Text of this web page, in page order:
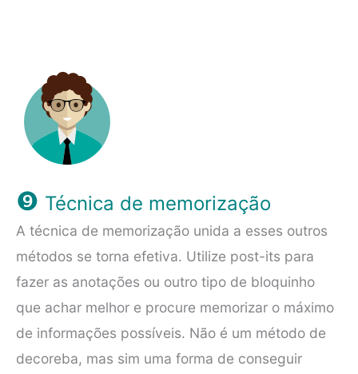
❾ Técnica de memorização
A técnica de memorização unida a esses outros
métodos se torna efetiva. Utilize post-its para
fazer as anotações ou outro tipo de bloquinho
que achar melhor e procure memorizar o máximo
de informações possíveis. Não é um método de
decoreba, mas sim uma forma de conseguir